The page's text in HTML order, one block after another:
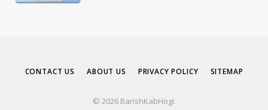
CONTACT US ABOUT US PRIVACY POLICY SITEMAP
© 2026 BarishKabHogi.